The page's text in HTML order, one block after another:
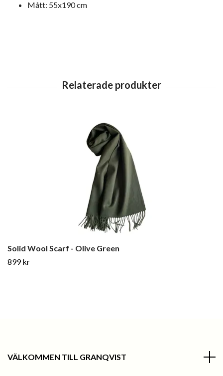
Mått: 55x190 cm
Solid Wool Scarf - Olive Green
899 kr
VÄLKOMMEN TILL GRANQVIST